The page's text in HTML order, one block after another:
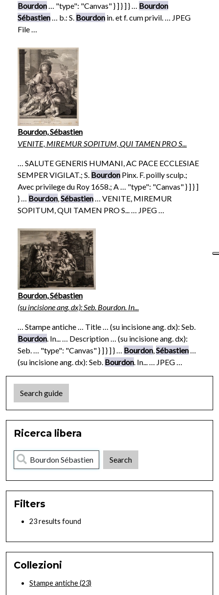
Bourdon … "type": "Canvas" } ] } ] } … Bourdon
Sébastien … b.: S. Bourdon in. et f. cum privil. … JPEG
File …
Bourdon, Sébastien
VENITE, MIREMUR SOPITUM, QUI TAMEN PRO S...
… SALUTE GENERIS HUMANI, AC PACE ECCLESIAE
SEMPER VIGILAT.; S. Bourdon Pinx. F. poilly sculp.;
Avec privilege du Roy 1658.; A … "type": "Canvas" } ] } ]
} … Bourdon Sébastien … VENITE, MIREMUR
SOPITUM, QUI TAMEN PRO S... … JPEG …
Bourdon, Sébastien
(su incisione ang. dx): Seb. Bourdon. In...
… Stampe antiche … Title … (su incisione ang. dx): Seb.
Bourdon. In... … Description … (su incisione ang. dx):
Seb. … "type": "Canvas" } ] } ] } … Bourdon,Sébastien…
(su incisione ang. dx): Seb. Bourdon. In... … JPEG …
Search guide
Ricerca libera
Filters
23 results found
Collezioni
Stampe antiche(23)